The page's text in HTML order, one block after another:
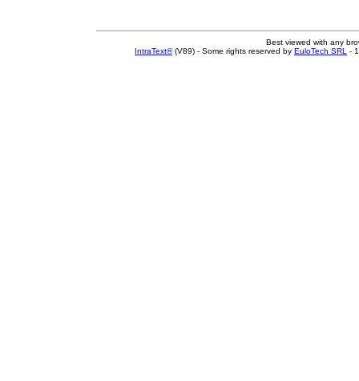
Best viewed with any
IntraText®(V89) - Some rights reserved by EuloTech SRL -